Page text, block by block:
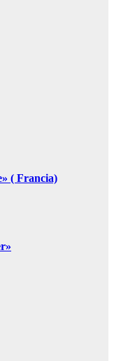
( Francia)